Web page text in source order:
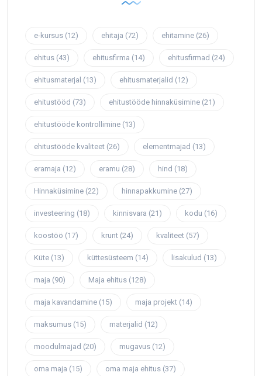
e-kursus (12) ehitaja (72) ehitamine (26)
ehitus (43) ehitusfirma (14) ehitusfirmad (24)
ehitusmaterjal (13) ehitusmaterjalid (12)
ehitustööd (73) ehitustööde hinnaküsimine (21)
ehitustööde kontrollimine (13)
ehitustööde kvaliteet (26) elementmajad (13)
eramaja (12) eramu (28) hind (18)
Hinnaküsimine (22) hinnapakkumine (27)
investeering (18) kinnisvara (21) kodu (16)
koostöö (17) krunt (24) kvaliteet (57)
Küte (13) küttesüsteem (14) lisakulud (13)
maja (90) Maja ehitus (128)
maja kavandamine (15) maja projekt (14)
maksumus (15) materjalid (12)
moodulmajad (20) mugavus (12)
oma maja (15) oma maja ehitus (37)